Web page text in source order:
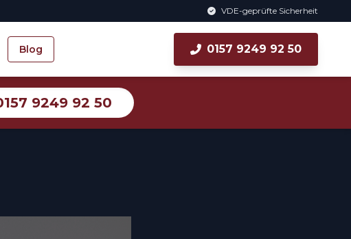
VDE-geprüfte Sicherheit
Blog 0157 9249 92 50
9249 92 50